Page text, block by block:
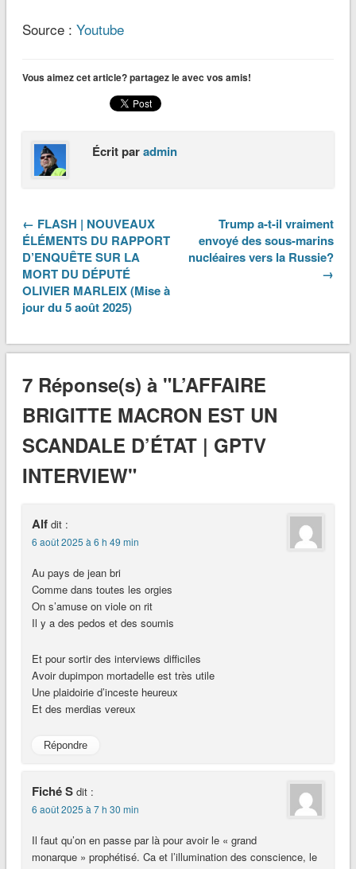
Source : Youtube
Vous aimez cet article? partagez le avec vos amis!
Écrit paradmin
← FLASH | NOUVEAUX
ÉLÉMENTS DU RAPPORT
D’ENQUÊTE SUR LA
MORT DU DÉPUTÉ
OLIVIER MARLEIX (Mise à
jour du 5 août 2025)
Trump a-t-il vraiment
envoyé des sous-marins
nucléaires vers la Russie?
→
7 Réponse(s) à "L’AFFAIRE
BRIGITTE MACRON EST UN
SCANDALE D’ÉTAT | GPTV
INTERVIEW"
Alf dit :
6 août 2025 à 6 h 49 min
Au pays de jean bri
Comme dans toutes les orgies
On s’amuse on viole on rit
Il y a des pedos et des soumis
Et pour sortir des interviews difficiles
Avoir dupimpon mortadelle est très utile
Une plaidoirie d’inceste heureux
Et des merdias vereux
Répondre
Fiché S dit :
6 août 2025 à 7 h 30 min
Il faut qu’on en passe par là pour avoir le « grand
monarque » prophétisé. Ca et l’illumination des conscience, le